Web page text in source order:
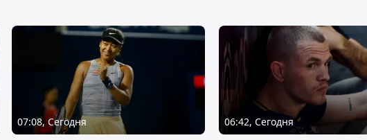
07:08, Сегодня 06:42, Сегодня